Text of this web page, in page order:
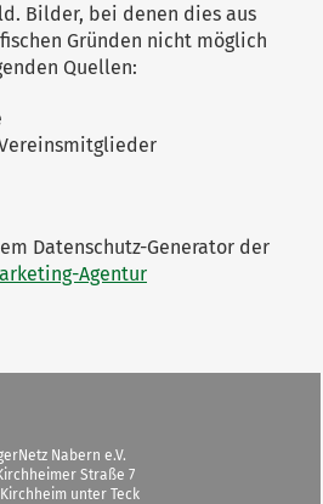
Bilder, bei denen dies aus
Gründen nicht möglich
Quellen:
Datenschutz-Generator der
Agentur
Nabern e.V.
Straße 7
Kirchheim unter Teck